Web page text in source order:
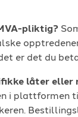
pliktig?
er det du
låter eller
i plattformen